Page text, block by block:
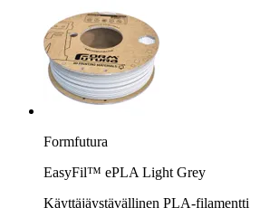
Formfutura
EasyFil™ ePLA Light Grey
Käyttäjäystävällinen PLA-filamentti